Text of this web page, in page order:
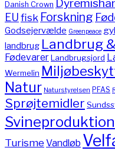
Danish Crown
EUfisk Forskning
Godsejervælde Greenpeace
landbrug Landbrug
FødevarerLandbrugsjord
Wermelin
Natur Naturstyrelsen PFAS
Sprøjtemidler
Svineproduktion
TurismeVandløb